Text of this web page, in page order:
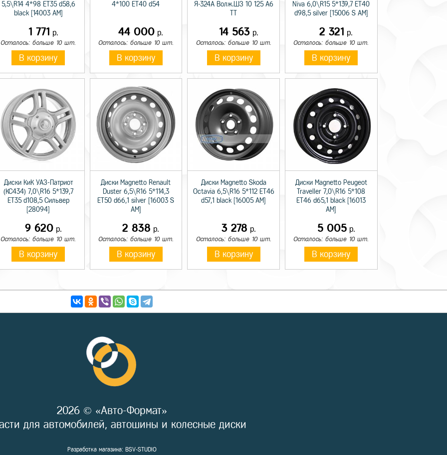
5,5\R14 4*98 ET35 d58,6
black [14003 AM]
1 771 р.
Осталось: больше 10 шт.
В корзину
4*100 ET40 d54
44 000 р.
Осталось: больше 10 шт.
В корзину
Я-324А Волж.ШЗ 10 125 A6
14 563р.
Осталось: больше 10 шт.
В корзину
Niva 6,0\R15 5*139,7 ET40
d98,5 silver [15006 S AM]
2 321 р.
Осталось: больше 10 шт.
В корзину
Диски КиК УАЗ-Патриот
(КС434) 7,0\R16 5*139,7
ET35 d108,5 Сильвер
[28094]
9 620р.
Осталось: больше 10 шт.
В корзину
Диски Magnetto Renault
Duster 6,5\R16 5*114,3
ET50 d66,1 silver [16003 S
AM]
2 838 р.
Осталось: больше 10 шт.
В корзину
Диски Magnetto Skoda
Octavia 6,5\R16 5*112 ET46
d57,1 black [16005 AM]
3 278 р.
Осталось: больше 10 шт.
В корзину
Диски Magnetto Peugeot
Traveller 7,0\R16 5*108
ET46 d65,1 black [16013
AM]
5 005р.
Осталось: больше 10 шт.
В корзину
2026 © «Авто-Формат»
для автомобилей, автошины и колесные диски
Разработка магазина: BSV-STUDIO